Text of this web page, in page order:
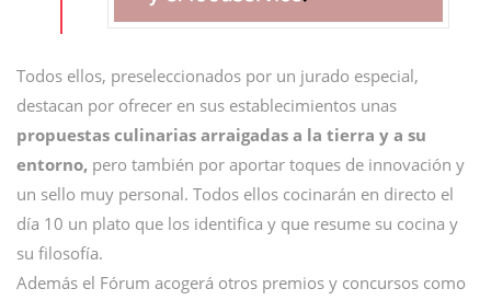
Todos ellos, preseleccionados por un jurado especial,
destacan por ofrecer en sus establecimientos unas
propuestas culinarias arraigadas a la tierra y a su
entorno, pero también por aportar toques de innovación y
un sello muy personal. Todos ellos cocinarán en directo el
día 10 un plato que los identifica y que resume su cocina y
su filosofía.
Además el Fórum acogerá otros premios y concursos como